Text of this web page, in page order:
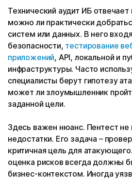
Технический аудит ИБ отвечает
можно ли практически
систем или данных. В него
безопасности, тестирование
приложений, API, локальной и
инфраструктуры. Часто
специалисты берут гипотезу
может ли злоумышленник
заданной цели.
Здесь важен нюанс. Пентест не
недостатки. Его задача –
критичная цель для
оценка рисков всегда должны
бизнес-контекстом. Иногда